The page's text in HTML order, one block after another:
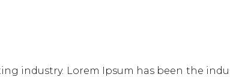
industry. Lorem Ipsum has been the